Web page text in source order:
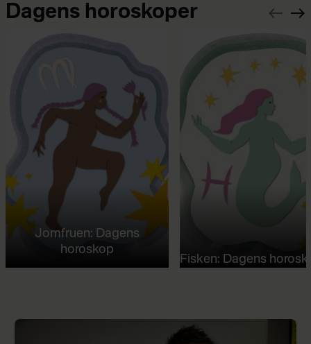
Dagens horoskoper
Jomfruen: Dagens
horoskop
Fisken: Dagens